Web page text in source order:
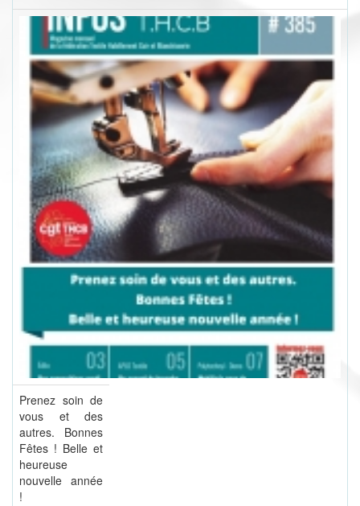
Prenez soin de
vous et des
autres. Bonnes
Fêtes ! Belle et
heureuse
nouvelle année
!